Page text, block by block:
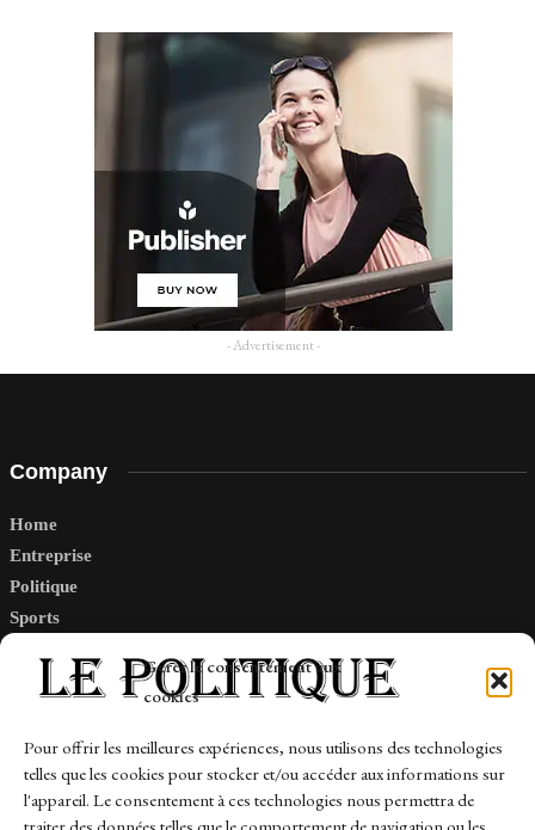
Gérer le consentement aux
cookies
Pour offrir les meilleures expériences, nous utilisons des technologies
telles que les cookies pour stocker et/ou accéder aux informations sur
l'appareil. Le consentement à ces technologies nous permettra de
- Advertisement -
Company
Home
Entreprise
Politique
Sports
Links